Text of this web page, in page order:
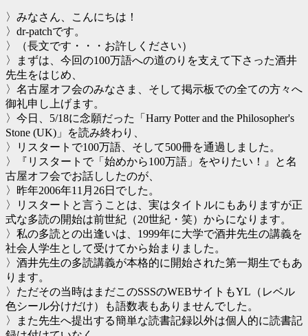
〉みなさん、こんにちは！
〉dr-patchです。
〉（長文です・・・お許しください）
〉まずは、今回の100万語への道のりを支えて下さった酒井
先生をはじめ、
〉名古屋オフ会のみなさま、そして掲示板での全ての方々へ
御礼申し上げます。
〉今日、5/18に念願だった「Harry Potter and the Philosopher's
Stone (UK)」を読み終わり、
〉リスタートで100万語、そして500冊を通過しました。
〉『リスタートで「始めから100万語」をやりたい！』と名
古屋オフ会でお話ししたのが、
〉昨年2006年11月26日でした。
〉リスタートと言うことは、実はタイトルにもありますが正
式な多読の開始は前世紀（20世紀・笑）からになります。
〉私の多読との出逢いは、1999年に大学で酒井先生の講義を
社会人学生として受けてから始まりました。
〉酒井先生の多読講義が本格的に開始された第一期生でもあ
ります。
〉ただその当時はまだこのSSSのWEBサイトもYL（レベル
色シール分けだけ）も語数表もありませんでした。
〉また先生へ提出する簡単な読書記録以外は個人的に読書記